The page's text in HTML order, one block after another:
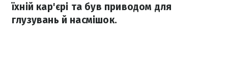
їхній кар'єрі та був приводом для
глузувань й насмішок.